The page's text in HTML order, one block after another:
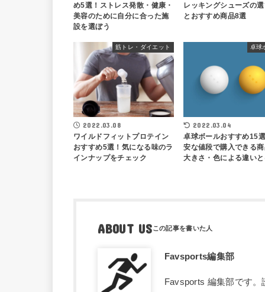
め5選！ストレス発散・健康・
美容のために自分に合った施
設を選ぼう
レッキングシューズの
とおすすめ商品8選
筋トレ・ダイエット
2022.03.08
ワイルドフィットプロテイン
おすすめ5選！気になる味のラ
インナップをチェック
卓球
2022.03.04
卓球ボールおすすめ15
安な値段で購入できる
大きさ・色による違い
ABOUT US
Favsports編集部
Favsports 編集部です